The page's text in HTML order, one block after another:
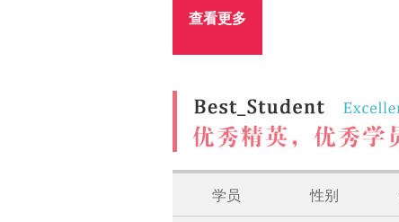
查看更多
学员 性别